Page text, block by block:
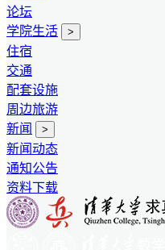
论坛
学院生活
>
住宿
交通
配套设施
周边旅游
新闻
>
新闻动态
通知公告
资料下载